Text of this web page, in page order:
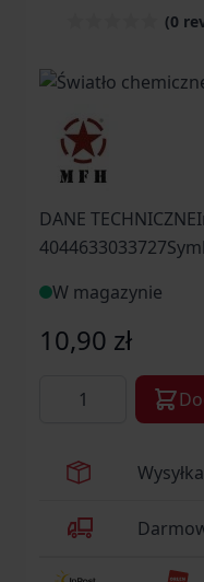
(0
DANE
W magazynie
10,90 zł